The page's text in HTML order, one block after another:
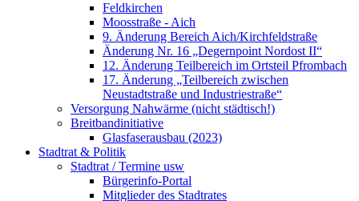
Feldkirchen
Moosstraße - Aich
9. Änderung Bereich Aich/Kirchfeldstraße
Änderung Nr. 16 „Degernpoint Nordost II“
12. Änderung Teilbereich im Ortsteil Pfrombach
17. Änderung „Teilbereich zwischen
Neustadtstraße und Industriestraße“
Versorgung Nahwärme (nicht städtisch!)
Breitbandinitiative
Glasfaserausbau (2023)
Stadtrat & Politik
Stadtrat / Termine usw
Bürgerinfo-Portal
Mitglieder des Stadtrates